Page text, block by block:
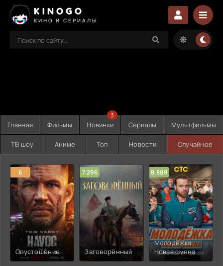
KINOGO
КИНО И СЕРИАЛЫ
Главная Фильмы Новинки
3
Сериалы Мультфильмы
ТВ шоу Аниме Топ Новости Случайное
6
Опустошение
7.296
Заговорённый
8.889
Молодёжка:
Новая смена